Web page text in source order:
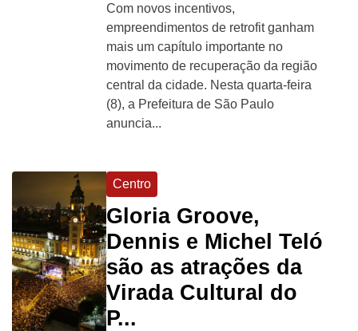
Com novos incentivos,
empreendimentos de retrofit ganham
mais um capítulo importante no
movimento de recuperação da região
central da cidade. Nesta quarta-feira
(8), a Prefeitura de São Paulo
anuncia...
Centro
Gloria Groove,
Dennis e Michel Teló
são as atrações da
Virada Cultural do
P...